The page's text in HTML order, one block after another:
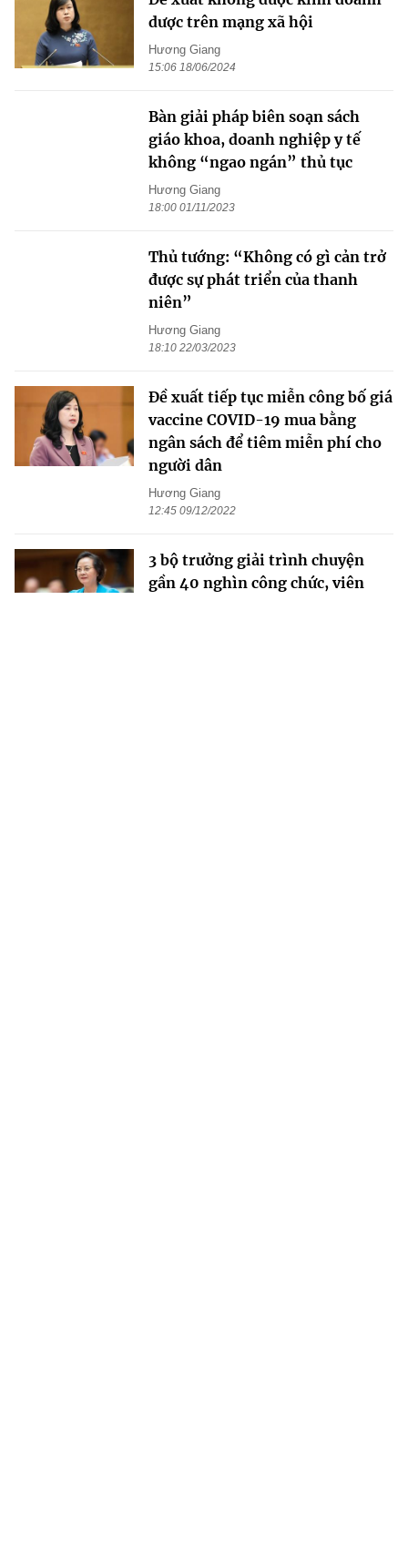
dược trên mạng xã hội
Hương Giang
15:06 18/06/2024
Bàn giải pháp biên soạn sách
giáo khoa, doanh nghiệp y tế
không “ngao ngán” thủ tục
Hương Giang
18:00 01/11/2023
Thủ tướng: “Không có gì cản trở
được sự phát triển của thanh
niên”
Hương Giang
18:10 22/03/2023
Đề xuất tiếp tục miễn công bố giá
vaccine COVID-19 mua bằng
ngân sách để tiêm miễn phí cho
người dân
Hương Giang
12:45 09/12/2022
3 bộ trưởng giải trình chuyện
gần 40 nghìn công chức, viên